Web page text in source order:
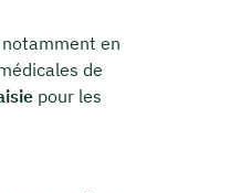
en
de
pour les